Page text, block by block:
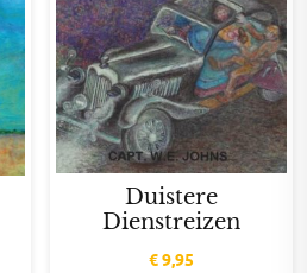
Duistere
Dienstreizen
€9,95